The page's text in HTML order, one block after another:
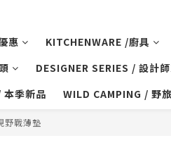
惠 KITCHENWARE /廚具
DESIGNER SERIES / 設計
本季新品
WILD CAMPING / 野
野戰薄墊